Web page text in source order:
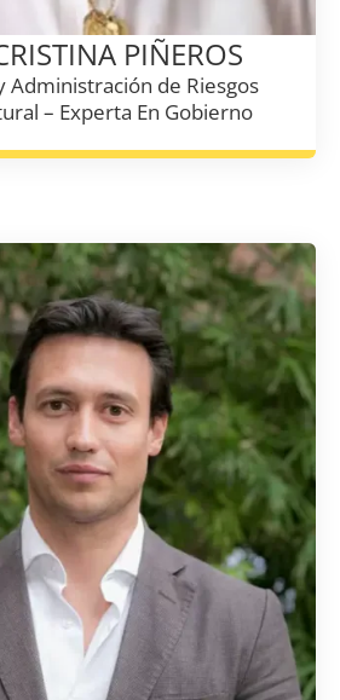
PIÑEROS
Administración de Riesgos
– Experta En Gobierno